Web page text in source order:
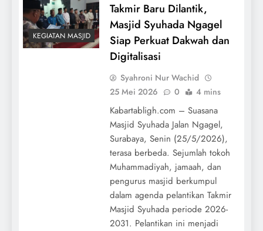
KEGIATAN MASJID
Takmir Baru Dilantik,
Masjid Syuhada Ngagel
Siap Perkuat Dakwah dan
Digitalisasi
Syahroni Nur Wachid
25 Mei 2026
0 4 mins
Kabartabligh.com – Suasana
Masjid Syuhada Jalan Ngagel,
Surabaya, Senin (25/5/2026),
terasa berbeda. Sejumlah tokoh
Muhammadiyah, jamaah, dan
pengurus masjid berkumpul
dalam agenda pelantikan Takmir
Masjid Syuhada periode 2026-
2031. Pelantikan ini menjadi